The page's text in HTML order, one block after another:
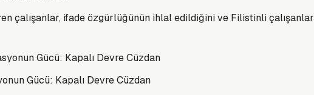
çalışanlar, ifade özgürlüğünün ihlal edildiğini ve Filistinli çalışanlara
Gücü: Kapalı Devre Cüzdan